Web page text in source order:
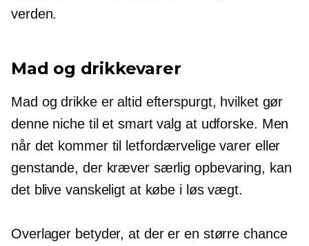
verden.
Mad og drikkevarer
Mad og drikke er altid efterspurgt, hvilket gør
denne niche til et smart valg at udforske. Men
når det kommer til letfordærvelige varer eller
genstande, der kræver særlig opbevaring, kan
det blive vanskeligt at købe i løs vægt.
Overlager betyder, at der er en større chance